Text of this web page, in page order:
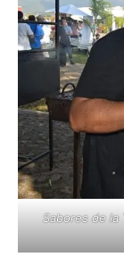
Sabores de la